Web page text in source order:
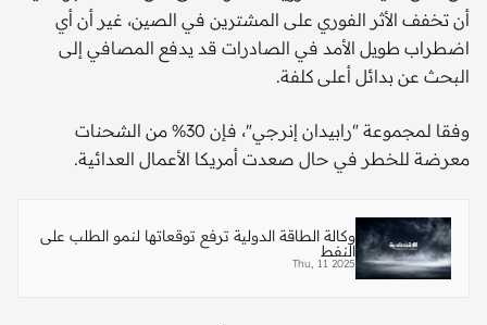
أن تخفف الأثر الفوري على المشترين في الصين، غير أن أي
اضطراب طويل الأمد في الصادرات قد يدفع المصافي إلى
البحث عن بدائل أعلى كلفة.
وفقا لمجموعة "رابيدان إنرجي"، فإن 30% من الشحنات
معرضة للخطر في حال صعدت أمريكا الأعمال العدائية.
وكالة الطاقة الدولية ترفع توقعاتها لنمو الطلب على
النفط
Thu, 11 2025